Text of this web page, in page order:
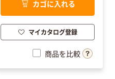
カゴに入れる
マイカタログ登録
商品を比較